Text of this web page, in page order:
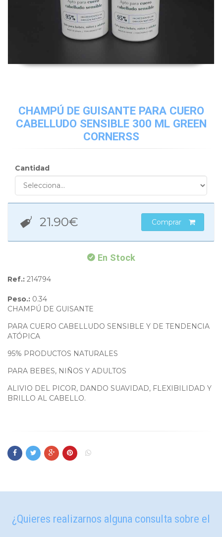
CHAMPÚ DE GUISANTE PARA CUERO
CABELLUDO SENSIBLE 300 ML GREEN
CORNERSS
Cantidad
21.90€ Comprar
En Stock
Ref.: 214794
Peso.: 0.34
CHAMPÚ DE GUISANTE
PARA CUERO CABELLUDO SENSIBLE Y DE TENDENCIA
ATÓPICA
95% PRODUCTOS NATURALES
PARA BEBES, NIÑOS Y ADULTOS
ALIVIO DEL PICOR, DANDO SUAVIDAD, FLEXIBILIDAD Y
BRILLO AL CABELLO.
¿Quieres realizarnos alguna consulta sobre el